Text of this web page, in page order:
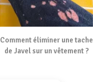
Comment éliminer une tache
de Javel sur un vêtement ?